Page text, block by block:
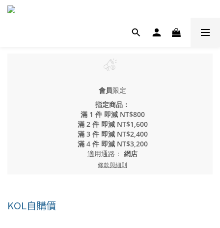
會員限定
指定商品：
滿 1 件 即減 NT$800
滿 2 件 即減 NT$1,600
滿 3 件 即減 NT$2,400
滿 4 件 即減 NT$3,200
適用通路： 網店
條款與細則
KOL自購價